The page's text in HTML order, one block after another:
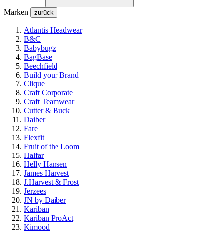
Marken zurück
Atlantis Headwear
B&C
Babybugz
BagBase
Beechfield
Build your Brand
Clique
Craft Corporate
Craft Teamwear
Cutter & Buck
Daiber
Fare
Flexfit
Fruit of the Loom
Halfar
Helly Hansen
James Harvest
J.Harvest & Frost
Jerzees
JN by Daiber
Kariban
Kariban ProAct
Kimood